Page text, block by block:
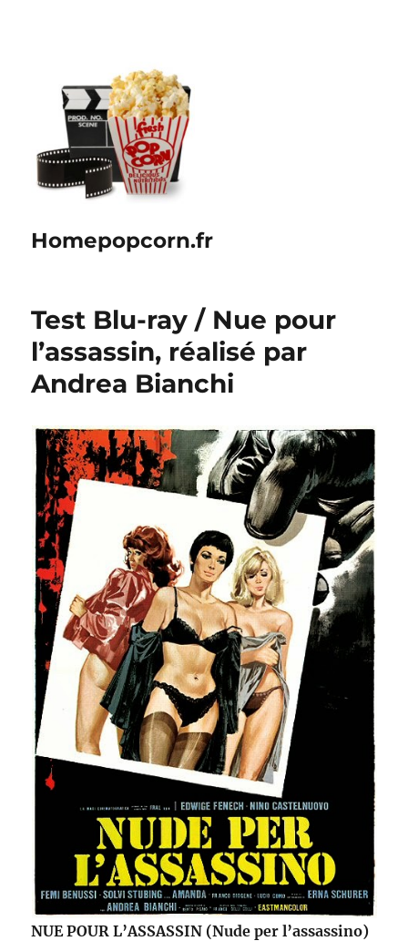
Homepopcorn.fr
Test Blu-ray / Nue pour
l’assassin, réalisé par
Andrea Bianchi
NUE POUR L’ASSASSIN (Nude per l’assassino)